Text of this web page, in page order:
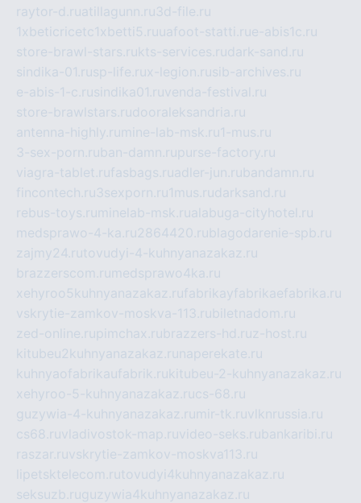
raytor-d.ruatillagunn.ru3d-file.ru
1xbeticricetc1xbetti5.ruuafoot-statti.rue-abis1c.ru
store-brawl-stars.rukts-services.rudark-sand.ru
sindika-01.rusp-life.rux-legion.rusib-archives.ru
e-abis-1-c.rusindika01.ruvenda-festival.ru
store-brawlstars.rudooraleksandria.ru
antenna-highly.ru mine-lab-msk.ru1-mus.ru
3-sex-porn.ruban-damn.rupurse-factory.ru
viagra-tablet.rufasbags.ruadler-jun.rubandamn.ru
fincontech.ru3sexporn.ru1mus.rudarksand.ru
rebus-toys.ru minelab-msk.rualabuga-cityhotel.ru
medsprawo-4-ka.ru2864420.rublagodarenie-spb.ru
zajmy24.rutovudyi-4-kuhnyanazakaz.ru
brazzerscom.ru medsprawo4ka.ru
xehyroo5kuhnyanazakaz.rufabrikayfabrikaefabrika.ru
vskrytie-zamkov-moskva-113.rubiletnadom.ru
zed-online.rupimchax.rubrazzers-hd.ruz-host.ru
kitubeu2kuhnyanazakaz.ru naperekate.ru
kuhnyaofabrikaufabrik.rukitubeu-2-kuhnyanazakaz.ru
xehyroo-5-kuhnyanazakaz.rucs-68.ru
guzywia-4-kuhnyanazakaz.ru mir-tk.ruvlknrussia.ru
cs68.ruvladivostok-map.ruvideo-seks.rubankaribi.ru
raszar.ruvskrytie-zamkov-moskva113.ru
lipetsktelecom.rutovudyi4kuhnyanazakaz.ru
seksuzb.ruguzywia4kuhnyanazakaz.ru